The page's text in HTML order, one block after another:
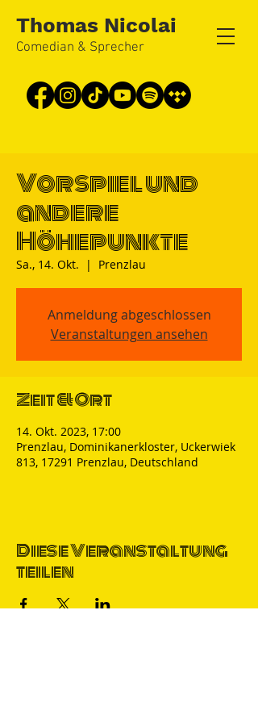
Thomas Nicolai
Comedian & Sprecher
Vorspiel und
andere
Höhepunkte
Sa., 14. Okt.
  |
Prenzlau
Anmeldung abgeschlossen
Veranstaltungen ansehen
Zeit & Ort
14. Okt. 2023, 17:00
Prenzlau, Dominikanerkloster, Uckerwiek
813, 17291 Prenzlau, Deutschland
Diese Veranstaltung
teilen